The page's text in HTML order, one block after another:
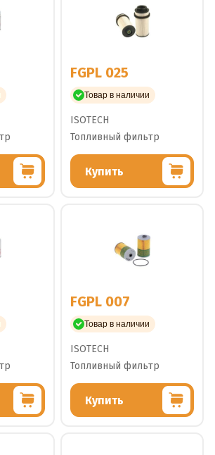
FGPL 025
Товар в наличии
ISOTECH
Топливный фильтр
Купить
FGPL 007
Товар в наличии
ISOTECH
Топливный фильтр
Купить